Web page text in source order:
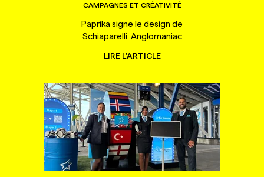
CAMPAGNES ET CRÉATIVITÉ
Paprika signe le design de
Schiaparelli: Anglomaniac
LIRE L'ARTICLE